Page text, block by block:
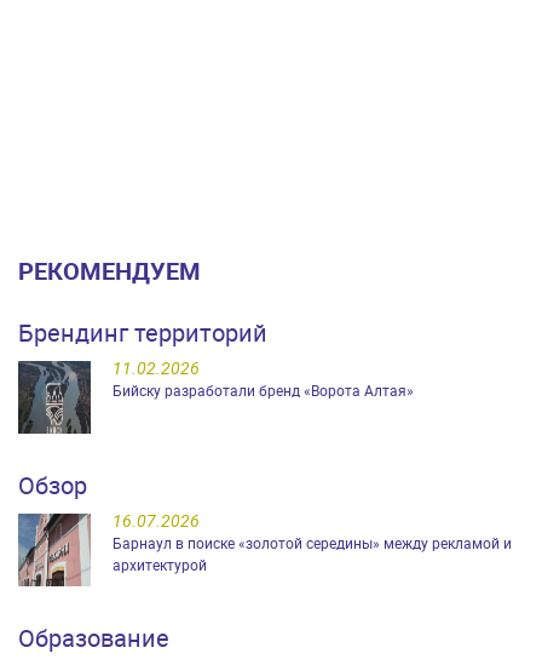
РЕКОМЕНДУЕМ
Брендинг территорий
11.02.2026
Бийску разработали бренд «Ворота Алтая»
Обзор
16.07.2026
Барнаул в поиске «золотой середины» между рекламой и
архитектурой
Образование